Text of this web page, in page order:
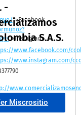
">Facebook
">Instagram
-
S.A.S.
www.facebook.com/
www.instagram.com/
Miscrositio